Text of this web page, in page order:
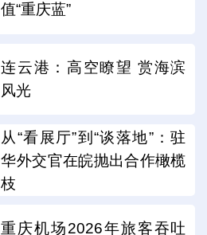
值“重庆蓝”
连云港：高空瞭望 赏海滨
风光
从“看展厅”到“谈落地”：驻
华外交官在皖抛出合作橄榄
枝
重庆机场2026年旅客吞吐